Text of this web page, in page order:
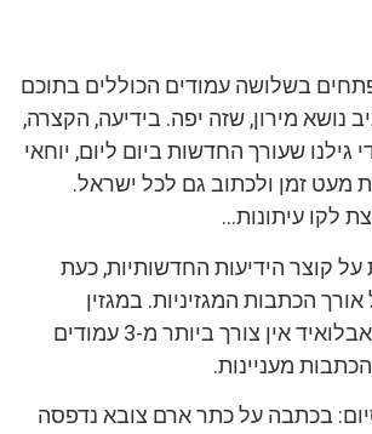
בשלושה עמודים הכוללים בתוכם
נושא מירון, שזה יפה. בידיעה, הקצרה,
שעורך החדשות ביום ליום, יוחאי
מעט זמן ולכתוב גם לכל ישראל.
לקו עיתונות…
על קוצר הידיעות החדשותיות, כעת
הכתבות המגזיניות. במגזין
שמודפס בגודל טאבלואיד אין צורך ביותר מ-3 עמודים
מעניינות.
בכתבה על כתר ארם צובא נדפסה